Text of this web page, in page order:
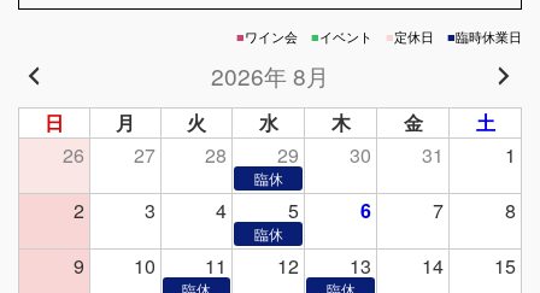
■ワイン会 ■イベント ■定休日 ■臨時休業日
2026年 8月
日 月 火 水 木 金
土
26
27 28 29 30 31
1
2
3 4 5 6 7
8
9
10 11 12 13 14
15